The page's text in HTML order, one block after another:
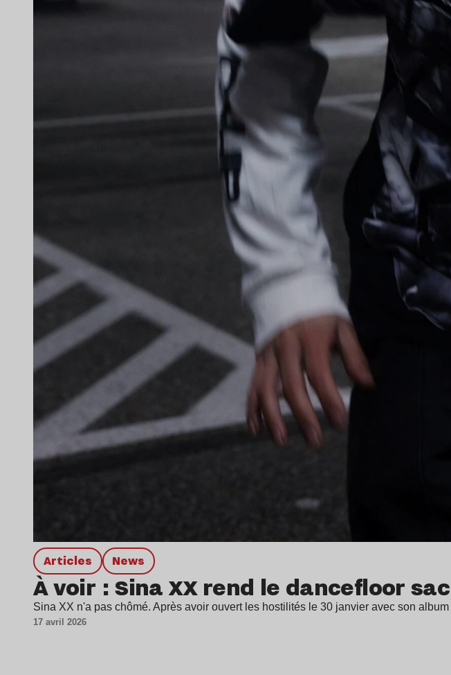
Articles news
À voir : Sina XX rend le dancefloor
Sina XX n'a pas chômé. Après avoir ouvert les hostilités le 30 janvier avec son
17 avril 2026